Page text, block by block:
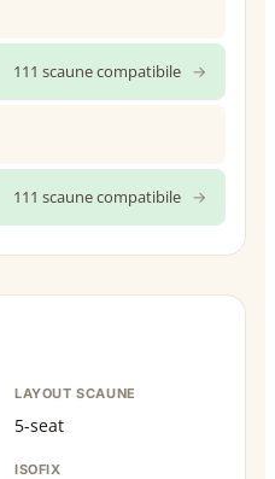
111 scaune compatibile →
111 scaune compatibile →
LAYOUT SCAUNE
5-seat
ISOFIX